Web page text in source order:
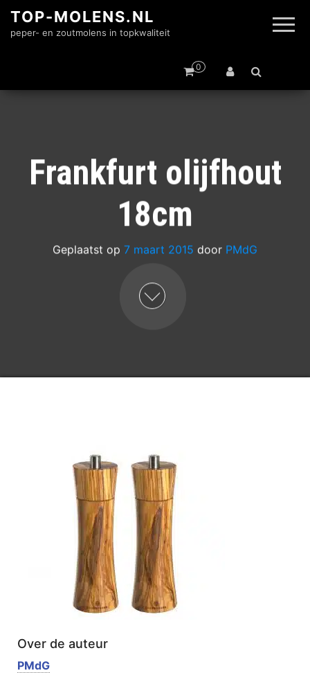
TOP-MOLENS.NL
peper- en zoutmolens in topkwaliteit
0
Frankfurt olijfhout
18cm
Geplaatst op 7 maart 2015 door PMdG
Over de auteur
PMdG